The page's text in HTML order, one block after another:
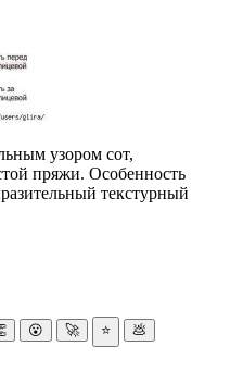
узором сот,
пряжи. Особенность
текстурный
😮 🚀 ⭐ 💩